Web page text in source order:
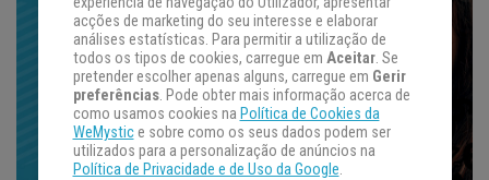
acções de marketing do seu interesse e elaborar
análises estatísticas. Para permitir a utilização de
todos os tipos de cookies, carregue em Aceitar. Se
pretender escolher apenas alguns, carregue em Gerir
preferências. Pode obter mais informação acerca de
como usamos cookies na Política de Cookies da
WeMystice sobre como os seus dados podem ser
utilizados para a personalização de anúncios na
Política de Privacidade e de Uso da Google.